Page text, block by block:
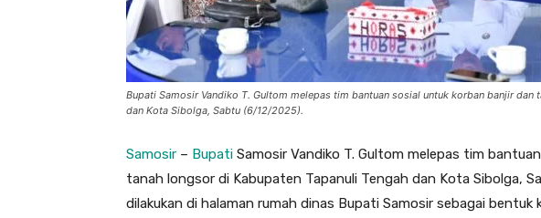
Bupati Samosir Vandiko T. Gultom melepas tim bantuan sosial untuk korban banjir dan
dan Kota Sibolga, Sabtu (6/12/2025).
Samosir – Bupati Samosir Vandiko T. Gultom melepas tim
tanah longsor di Kabupaten Tapanuli Tengah dan Kota Sibolga,
dilakukan di halaman rumah dinas Bupati Samosir sebagai